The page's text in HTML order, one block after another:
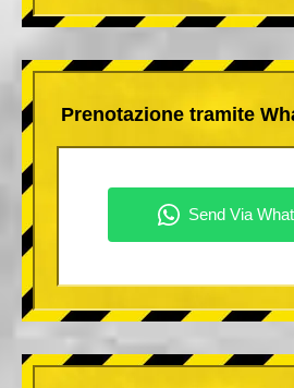
Prenotazione tramite